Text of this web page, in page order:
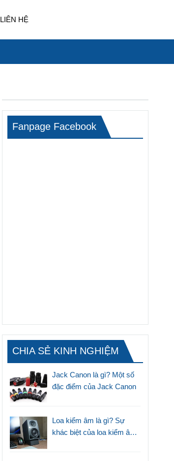
LIÊN HỆ
Fanpage Facebook
CHIA SẺ KINH NGHIỆM
Jack Canon là gì? Một số
đặc điểm của Jack Canon
Loa kiểm âm là gì? Sự
khác biệt của loa kiểm âm